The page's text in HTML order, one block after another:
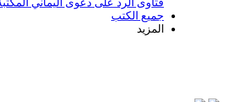
فتاوى الرد على دعوى اليماني
جميع الكتب
المزيد